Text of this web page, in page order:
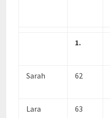
1.
Sarah 62
Lara 63